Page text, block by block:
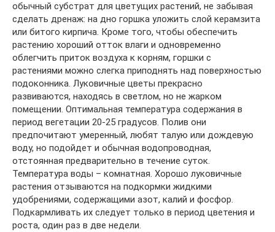
обычный субстрат для цветущих растений, не забывая
сделать дренаж: на дно горшка уложить слой керамзита
или битого кирпича. Кроме того, чтобы обеспечить
растению хороший отток влаги и одновременно
облегчить приток воздуха к корням, горшки с
растениями можно слегка приподнять над поверхностью
подоконника. Луковичные цветы прекрасно
развиваются, находясь в светлом, но не жарком
помещении. Оптимальная температура содержания в
период вегетации 20-25 градусов. Полив они
предпочитают умеренный, любят талую или дождевую
воду, но подойдет и обычная водопроводная,
отстоянная предварительно в течение суток.
Температура воды – комнатная. Хорошо луковичные
растения отзываются на подкормки жидкими
удобрениями, содержащими азот, калий и фосфор.
Подкармливать их следует только в период цветения и
роста, один раз в две недели.